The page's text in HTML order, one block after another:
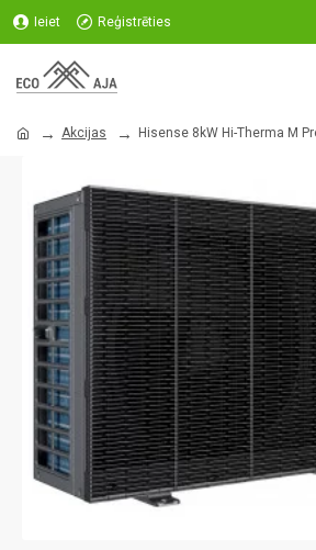
Ieiet Reģistrēties
Akcijas Hisense 8kW Hi-Therma M